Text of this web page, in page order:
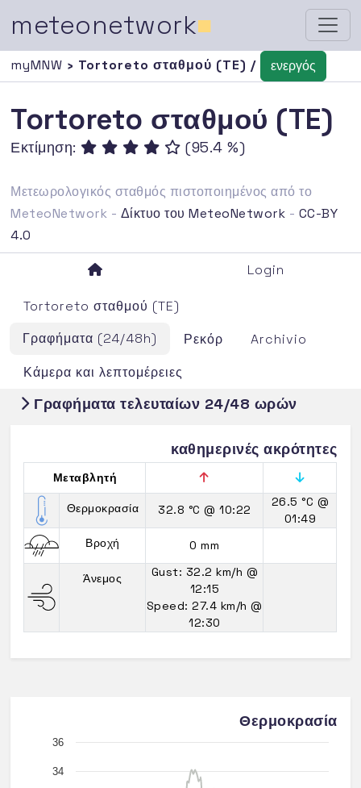
meteonetwork■
myMNW › Tortoreto σταθμού (TE) / ενεργός
Tortoreto σταθμού (TE)
Εκτίμηση: (95.4 %)
Μετεωρολογικός σταθμός πιστοποιημένος από το
MeteoNetwork - Δίκτυο του MeteoNetwork - CC-BY
4.0
Login
Tortoreto σταθμού (TE)
Γραφήματα (24/48h)
Ρεκόρ
Archivio
Κάμερα και λεπτομέρειες
Γραφήματα τελευταίων 24/48 ωρών
καθημερινές ακρότητες
Μεταβλητή
Θερμοκρασία 32.8 °C@ 10:22
26.5 °C @
01:49
Βροχή
0 mm
Άνεμος Gust: 32.2 km/h @
12:15
Speed: 27.4 km/h@
12:30
Θερμοκρασία
34
36